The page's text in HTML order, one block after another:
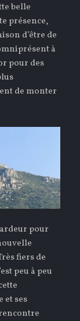
belle
présence,
d’être de
à
pour des
de monter
pour
fiers de
peu à peu
et ses